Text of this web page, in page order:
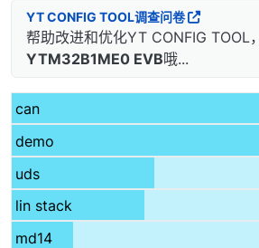
YT CONFIG TOOL调查问卷
帮助改进和优化YT CONFIG TOOL
YTM32B1ME0 EVB哦...
can
demo
uds
lin stack
md14